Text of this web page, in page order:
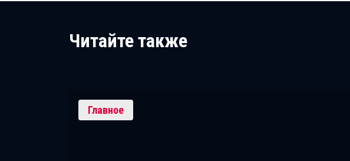
Читайте также
Главное